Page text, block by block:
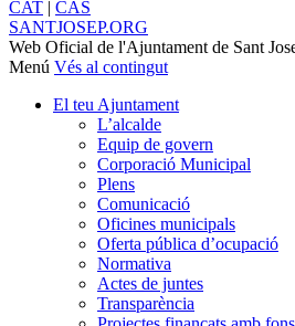
CAT | CAS
SANTJOSEP.ORG
Web Oficial de l'Ajuntament de Sant
Menú Vés al contingut
El teu Ajuntament
L’alcalde
Equip de govern
Corporació Municipal
Plens
Comunicació
Oficines municipals
Oferta pública d’ocupació
Normativa
Actes de juntes
Transparència